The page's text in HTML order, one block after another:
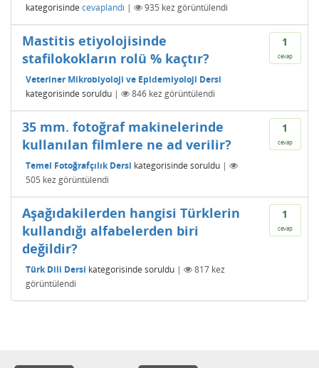
kategorisinde cevaplandı | 935 kez görüntülendi
1
cevap
Mastitis etiyolojisinde
stafilokokların rolü % kaçtır?
Veteriner Mikrobiyoloji ve Epidemiyoloji Dersi
kategorisinde soruldu | 846 kez görüntülendi
1
cevap
35 mm. fotoğraf makinelerinde
kullanılan filmlere ne ad verilir?
Temel Fotoğrafçılık Dersi kategorisinde soruldu |
505 kez görüntülendi
1
cevap
Aşağıdakilerden hangisi Türklerin
kullandığı alfabelerden biri
değildir?
Türk Dili Dersi kategorisinde soruldu | 817 kez
görüntülendi